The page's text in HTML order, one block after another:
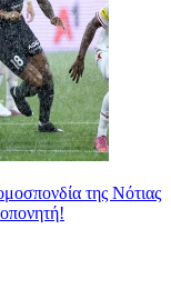
της Νότιας